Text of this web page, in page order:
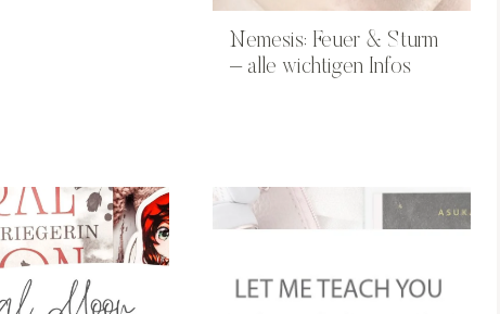
Nemesis: Feuer & Sturm
– alle wichtigen Infos